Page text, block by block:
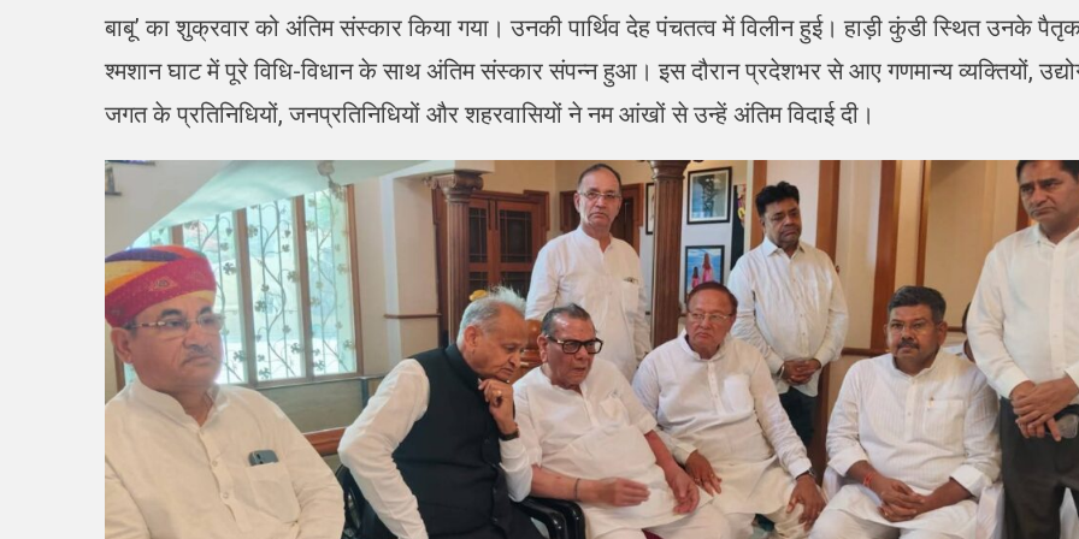
बाबू’ का शुक्रवार को अंतिम संस्कार किया गया। उनकी पार्थिव देह पंचतत्व में विलीन हुई। हाड़ी कुंडी स्थित उनके
श्मशान घाट में पूरे विधि-विधान के साथ अंतिम संस्कार संपन्न हुआ। इस दौरान प्रदेशभर से आए गणमान्य व्यक्तियों,
जगत के प्रतिनिधियों, जनप्रतिनिधियों और शहरवासियों ने नम आंखों से उन्हें अंतिम विदाई दी।